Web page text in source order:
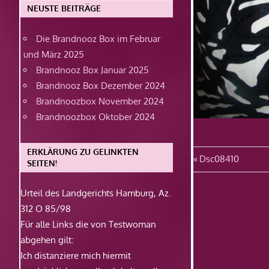
Vorheriger
Beitrag:
Dsc08410
NEUSTE BEITRÄGE
Die Brandnooz Box im Februar
und März 2025
Brandnooz Box Januar 2025
Brandnooz Box Dezember 2024
Brandnoozbox November 2024
Brandnoozbox Oktober 2024
ERKLÄRUNG ZU GELINKTEN
SEITEN!
Urteil des Landgerichts Hamburg, Az.
312 O 85/98
Für alle Links die von Testwoman
abgehen gilt:
Ich distanziere mich hiermit